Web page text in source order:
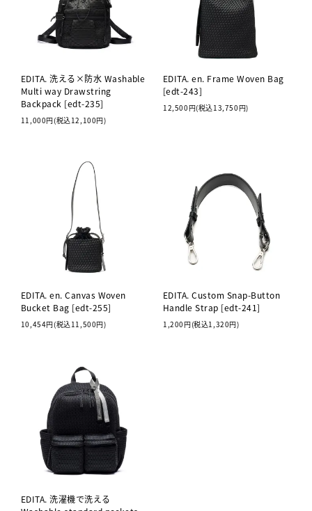
EDITA. 洗える×防水 Washable
Multi way Drawstring
Backpack [edt-235]
11,000円(税込12,100円)
EDITA. en. Frame Woven Bag
[edt-243]
12,500円(税込13,750円)
EDITA. en. Canvas Woven
Bucket Bag [edt-255]
10,454円(税込11,500円)
EDITA. Custom Snap-Button
Handle Strap [edt-241]
1,200円(税込1,320円)
EDITA. 洗濯機で洗える